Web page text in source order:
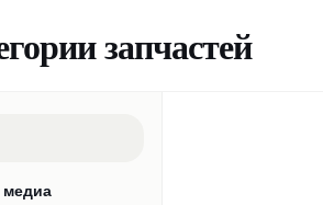
запчастей
медиа